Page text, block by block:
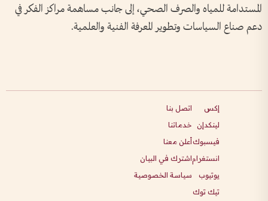
المستدامة للمياه والصرف الصحي، إلى جانب مساهمة مراكز الفكر في
دعم صناع السياسات وتطوير المعرفة الفنية والعلمية.
إكس
لينكدإن
فيسبوك
انستغرام
يوتيوب
تيك توك
اتصل بنا
خدماتنا
أعلن معنا
اشترك في البيان
سياسة الخصوصية